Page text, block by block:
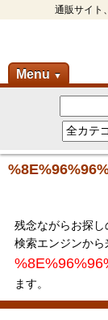
通販サイト
Menu ▼
残念ながらお探し
検索エンジンか
ます。